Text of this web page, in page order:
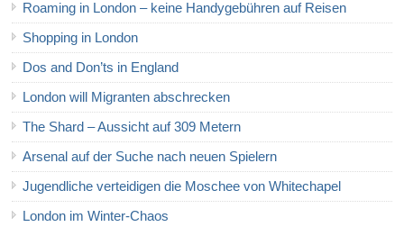
Roaming in London – keine Handygebühren auf Reisen
Shopping in London
Dos and Don’ts in England
London will Migranten abschrecken
The Shard – Aussicht auf 309 Metern
Arsenal auf der Suche nach neuen Spielern
Jugendliche verteidigen die Moschee von Whitechapel
London im Winter-Chaos